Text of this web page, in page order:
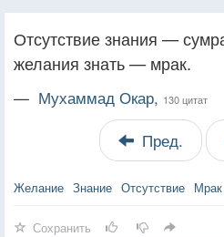
Отсутствие знания —
желания знать — мрак.
— Мухаммад Окар, 130 цитат
Пред.
Желание Знание Отсутствие Мрак
Сохранить